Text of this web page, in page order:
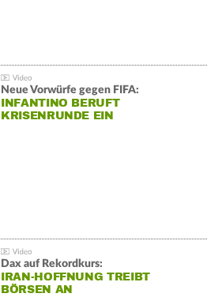
Neue Vorwürfe gegen FIFA:
INFANTINO BERUFT
KRISENRUNDE EIN
Dax auf Rekordkurs:
IRAN-HOFFNUNG TREIBT
BÖRSEN AN